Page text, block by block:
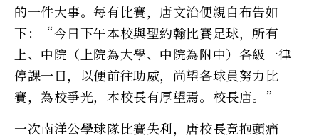
的一件大事。每有比賽，唐文治便親自布告如
下：“今日下午本校與聖約翰比賽足球，所有
上、中院（上院為大學、中院為附中）各級一律
停課一日，以便前往助威，尚望各球員努力比
賽，為校爭光，本校長有厚望焉。校長唐。”
一次南洋公學球隊比賽失利，唐校長竟抱頭痛